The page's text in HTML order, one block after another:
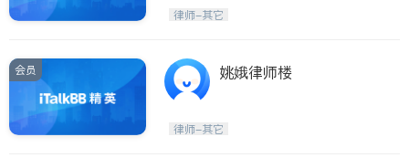
律师-其它
会员 姚娥律师楼
律师-其它